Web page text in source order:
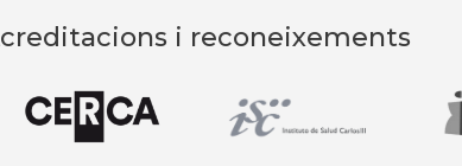
Acreditacions i reconeixements